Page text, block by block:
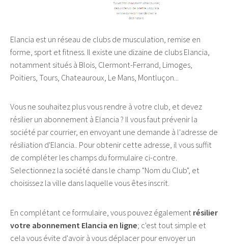
Elancia est un réseau de clubs de musculation, remise en
forme, sport et fitness. Il existe une dizaine de clubs Elancia,
notamment situés à Blois, Clermont-Ferrand, Limoges,
Poitiers, Tours, Chateauroux, Le Mans, Montluçon...
Vous ne souhaitez plus vous rendre à votre club, et devez
résilier un abonnement à Elancia ? Il vous faut prévenir la
société par courrier, en envoyant une demande à l'adresse de
résiliation d'Elancia.. Pour obtenir cette adresse, il vous suffit
de compléter les champs du formulaire ci-contre.
Selectionnez la société dans le champ "Nom du Club", et
choisissez la ville dans laquelle vous êtes inscrit.
En complétant ce formulaire, vous pouvez également résilier
votre abonnement Elancia en ligne; c'est tout simple et
cela vous évite d'avoir à vous déplacer pour envoyer un